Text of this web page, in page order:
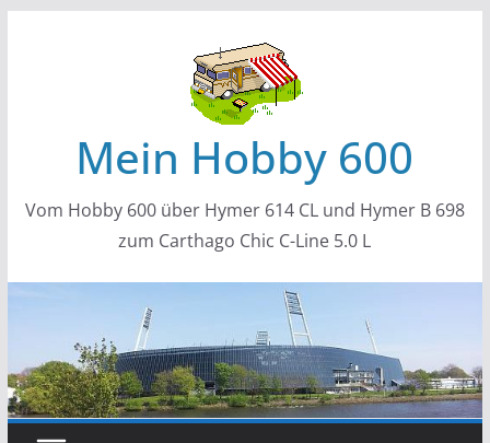
Mein Hobby 600
Vom Hobby 600 über Hymer 614 CL und Hymer B 698
zum Carthago Chic C-Line 5.0 L